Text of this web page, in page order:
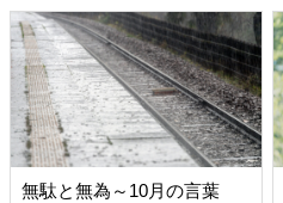
無駄と無為～10月の言葉